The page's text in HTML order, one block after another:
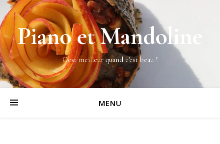
Piano et Mandoline
C'est meilleur quand c'est beau !
MENU